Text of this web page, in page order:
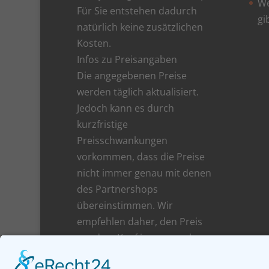
Für Sie entstehen dadurch
natürlich keine zusätzlichen
Kosten.
Infos zu Preisangaben
Die angegebenen Preise
werden täglich aktualisiert.
Jedoch kann es durch
kurzfristige
Preisschwankungen
vorkommen, dass die Preise
nicht immer genau mit denen
des Partnershops
übereinstimmen. Wir
empfehlen daher, den Preis
vor dem Kauf immer noch